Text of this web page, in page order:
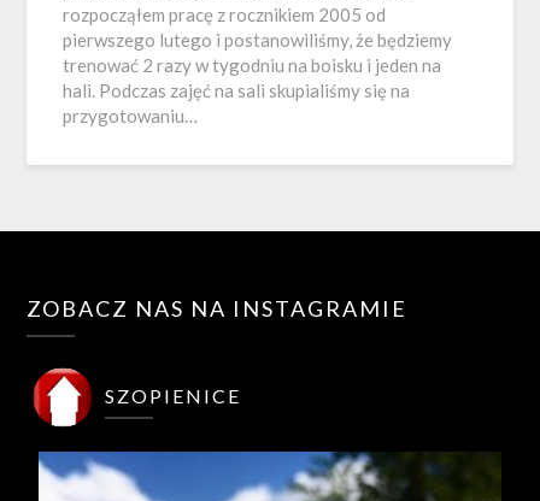
rozpocząłem pracę z rocznikiem 2005 od
pierwszego lutego i postanowiliśmy, że będziemy
trenować 2 razy w tygodniu na boisku i jeden na
hali. Podczas zajęć na sali skupialiśmy się na
przygotowaniu…
ZOBACZ NAS NA INSTAGRAMIE
SZOPIENICE